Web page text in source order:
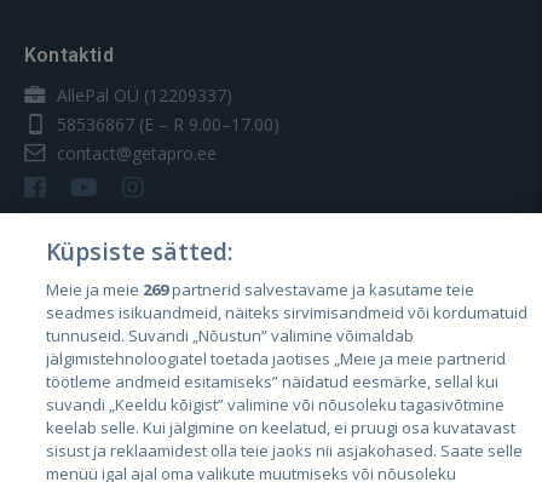
Kontaktid
AllePal OÜ (12209337)
58536867 (E – R 9.00–17.00)
contact@getapro.ee
Riigid
Eesti
Läti
Leedu
Küpsiste sätted:
Meie ja meie 269partnerid salvestavame ja kasutame teie
seadmes isikuandmeid, näiteks sirvimisandmeid või kordumatuid
tunnuseid. Suvandi „Nõustun” valimine võimaldab
jälgimistehnoloogiatel toetada jaotises „Meie ja meie partnerid
töötleme andmeid esitamiseks” näidatud eesmärke, sellal kui
suvandi „Keeldu kõigist” valimine või nõusoleku tagasivõtmine
keelab selle. Kui jälgimine on keelatud, ei pruugi osa kuvatavast
sisust ja reklaamidest olla teie jaoks nii asjakohased. Saate selle
menüü igal ajal oma valikute muutmiseks või nõusoleku